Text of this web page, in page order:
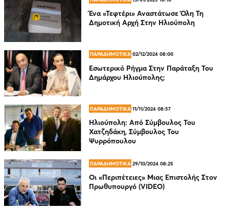
Ένα «Τεφτέρι» Αναστάτωσε Όλη Τη
Δημοτική Αρχή Στην Ηλιούπολη
ΠΑΡΑΔΗΜΟΤΙΚΑ 02/12/2024 08:00
Εσωτερικό Ρήγμα Στην Παράταξη Του
Δημάρχου Ηλιούπολης;
ΠΑΡΑΔΗΜΟΤΙΚΑ 11/11/2024 08:57
Ηλιούπολη: Από Σύμβουλος Του
Χατζηδάκη, Σύμβουλος Του
Ψυρρόπουλου
ΠΑΡΑΔΗΜΟΤΙΚΑ 29/10/2024 08:25
Οι «Περιπέτειες» Μιας Επιστολής Στον
Πρωθυπουργό (VIDEO)